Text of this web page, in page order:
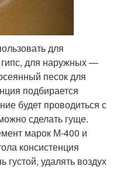
для
гипс, для наружных —
песок для
подбирается
будет проводиться с
сделать гуще.
марок М-400 и
консистенция
густой, удалять воздух